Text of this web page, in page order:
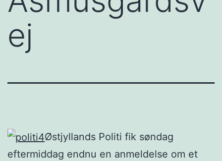
ej
Østjyllands Politi fik søndag
eftermiddag endnu en anmeldelse om et